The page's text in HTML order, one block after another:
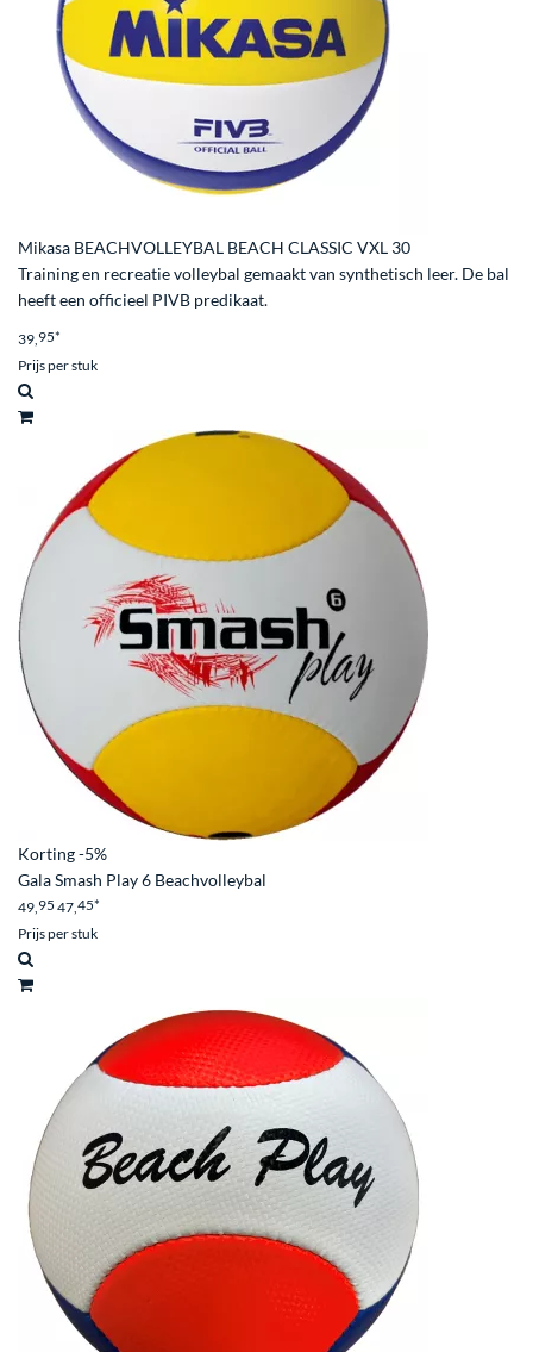
Mikasa BEACHVOLLEYBAL BEACH CLASSIC VXL 30
Training en recreatie volleybal gemaakt van synthetisch leer. De bal
heeft een officieel PIVB predikaat.
39,95*
Prijs per stuk
Korting-5%
Gala Smash Play 6 Beachvolleybal
49,95 47,45*
Prijs per stuk